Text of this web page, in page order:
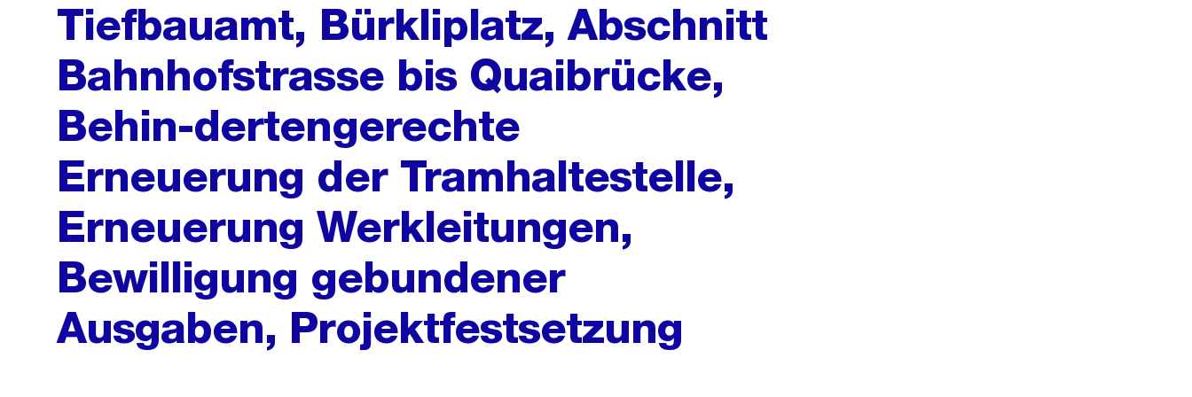
Tiefbauamt, Bürkliplatz, Abschnitt
Bahnhofstrasse bis Quaibrücke,
Behin-dertengerechte
Erneuerung der Tramhaltestelle,
Erneuerung Werkleitungen,
Bewilligung gebundener
Ausgaben, Projektfestsetzung